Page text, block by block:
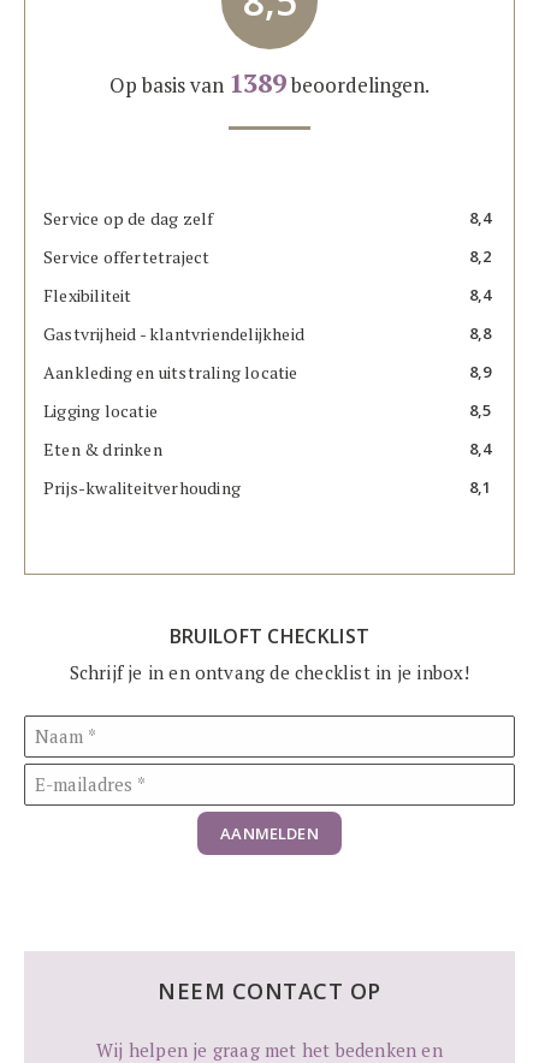
Op basis van 1389beoordelingen.
Service op de dag zelf 8,4
Service offertetraject 8,2
Flexibiliteit 8,4
Gastvrijheid - klantvriendelijkheid 8,8
Aankleding en uitstraling locatie 8,9
Ligging locatie 8,5
Eten & drinken 8,4
Prijs-kwaliteitverhouding 8,1
BRUILOFT CHECKLIST
Schrijf je in en ontvang de checklist in je inbox!
AANMELDEN
NEEM CONTACT OP
Wij helpen je graag met het bedenken en